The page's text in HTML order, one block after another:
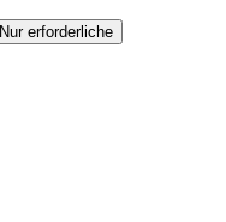
Nur erforderliche